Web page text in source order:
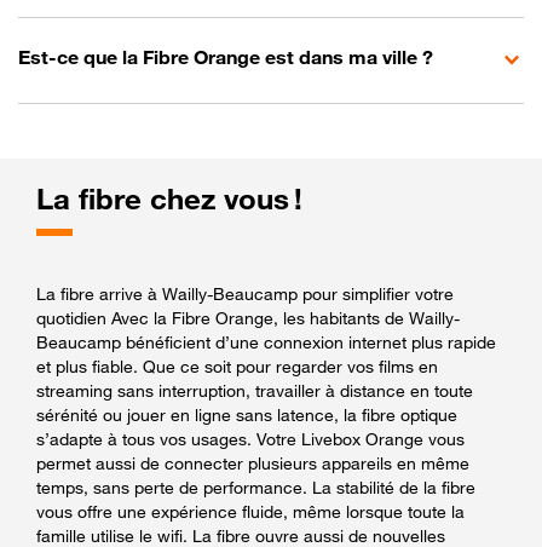
Est-ce que la Fibre Orange est dans ma ville ?
La fibre chez vous !
La fibre arrive à Wailly-Beaucamp pour simplifier votre
quotidien Avec la Fibre Orange, les habitants de Wailly-
Beaucamp bénéficient d’une connexion internet plus rapide
et plus fiable. Que ce soit pour regarder vos films en
streaming sans interruption, travailler à distance en toute
sérénité ou jouer en ligne sans latence, la fibre optique
s’adapte à tous vos usages. Votre Livebox Orange vous
permet aussi de connecter plusieurs appareils en même
temps, sans perte de performance. La stabilité de la fibre
vous offre une expérience fluide, même lorsque toute la
famille utilise le wifi. La fibre ouvre aussi de nouvelles